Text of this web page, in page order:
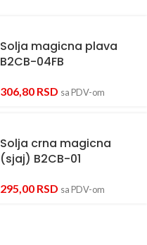
Solja magicna plava
B2CB-04FB
306,80 RSD sa PDV-om
Solja crna magicna
(sjaj) B2CB-01
295,00 RSD sa PDV-om